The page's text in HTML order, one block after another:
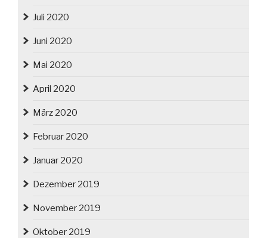
Juli 2020
Juni 2020
Mai 2020
April 2020
März 2020
Februar 2020
Januar 2020
Dezember 2019
November 2019
Oktober 2019